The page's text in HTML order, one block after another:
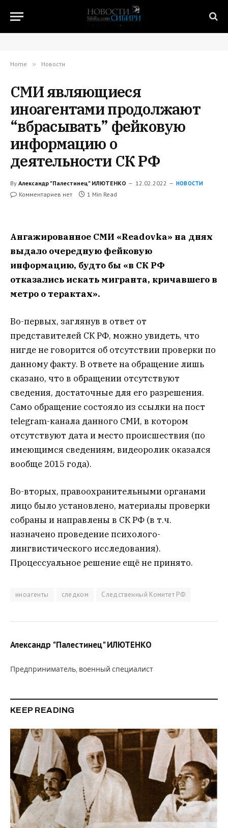
Home » Новости
СМИ являющиеся
иноагентами продолжают
“вбрасывать” фейковую
информацию о
деятельности СК РФ
By Александр "Палестинец" ИЛЮТЕНКО 12.02.2022 НОВОСТИ
Комментариев нет 1 Min Read
Ангажированное СМИ «Readovka» на днях
выдало очередную фейковую
информацию, будто бы «в СК РФ
отказались искать мигранта, кричавшего в
метро о терактах».
Во-первых, заглянув в ответ от
представителей СК РФ, можно увидеть, что
нигде не говорится об отсутствии проверки по
данному факту. В ответе на обращение лишь
сказано, что в обращении отсутствуют
сведения, достаточные для его разрешения.
Само обращение состояло из ссылки на пост
telegram-канала данного СМИ, в котором
отсутствуют дата и место происшествия (по
имеющимся сведениям, видеоролик оказался
вообще 2015 года).
Во-вторых, правоохранительными органами
лицо было установлено, материалы проверки
собраны и направлены в СК РФ (в т.ч.
назначено проведение психолого-
лингвистического исследования).
Процессуальное решение ещё не принято.
иноагенты следком Следственный Комитет РФ
Александр "Палестинец" ИЛЮТЕНКО
Предприниматель, военный специалист
KEEP READING